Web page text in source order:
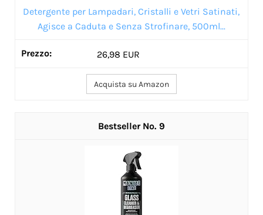
Detergente per Lampadari, Cristalli e Vetri Satinati,
Agisce a Caduta e Senza Strofinare, 500ml...
26,98 EUR
Acquista su Amazon
9